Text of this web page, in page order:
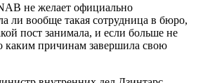
не желает официально
ли вообще такая сотрудница в бюро,
пост занимала, и если больше не
каким причинам завершила свою